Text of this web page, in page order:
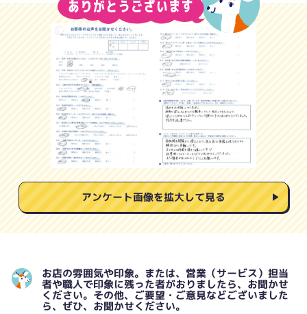
アンケート画像を拡大して見る
お店の雰囲気や印象。または、営業（サービス）担当
者や職人で印象に残った者がおりましたら、お聞かせ
ください。その他、ご要望・ご意見などございました
ら、ぜひ、お聞かせください。